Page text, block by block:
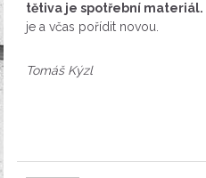
tětiva je spotřební materiál.
je a včas pořídit novou.
Tomáš Kýzl